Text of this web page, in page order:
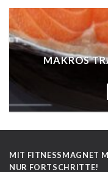
MAKROS
MIT FITNESSMAGNET
NUR FORTSCHRITTE!